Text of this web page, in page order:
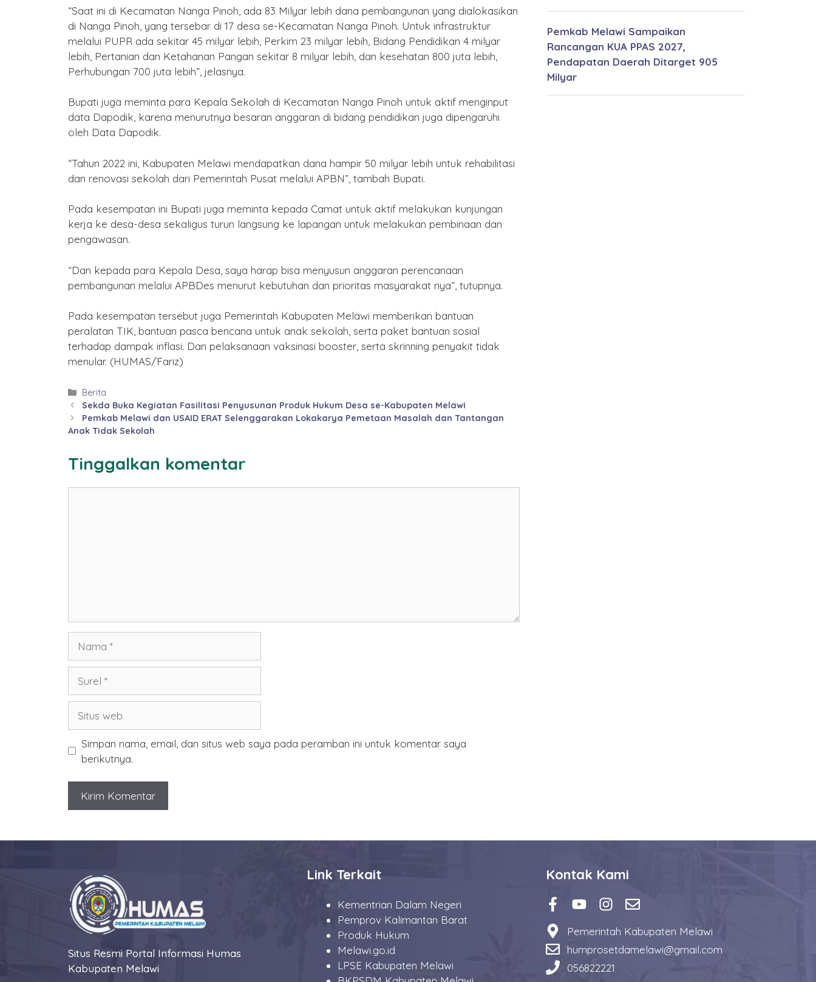
“Saat ini di Kecamatan Nanga Pinoh, ada 83 Milyar lebih dana pembangunan yang dialokasikan
di Nanga Pinoh, yang tersebar di 17 desa se-Kecamatan Nanga Pinoh. Untuk infrastruktur
melalui PUPR ada sekitar 45 milyar lebih, Perkim 23 milyar lebih, Bidang Pendidikan 4 milyar
lebih, Pertanian dan Ketahanan Pangan sekitar 8 milyar lebih, dan kesehatan 800 juta lebih,
Perhubungan 700 juta lebih”, jelasnya.
Bupati juga meminta para Kepala Sekolah di Kecamatan Nanga Pinoh untuk aktif menginput
data Dapodik, karena menurutnya besaran anggaran di bidang pendidikan juga dipengaruhi
oleh Data Dapodik.
“Tahun 2022 ini, Kabupaten Melawi mendapatkan dana hampir 50 milyar lebih untuk rehabilitasi
dan renovasi sekolah dari Pemerintah Pusat melalui APBN”, tambah Bupati.
Pada kesempatan ini Bupati juga meminta kepada Camat untuk aktif melakukan kunjungan
kerja ke desa-desa sekaligus turun langsung ke lapangan untuk melakukan pembinaan dan
pengawasan.
“Dan kepada para Kepala Desa, saya harap bisa menyusun anggaran perencanaan
pembangunan melalui APBDes menurut kebutuhan dan prioritas masyarakat nya”, tutupnya.
Pada kesempatan tersebut juga Pemerintah Kabupaten Melawi memberikan bantuan
peralatan TIK, bantuan pasca bencana untuk anak sekolah, serta paket bantuan sosial
terhadap dampak inflasi. Dan pelaksanaan vaksinasi booster, serta skrinning penyakit tidak
menular. (HUMAS/Fariz)
Kategori
Berita
Sekda Buka Kegiatan Fasilitasi Penyusunan Produk Hukum Desa se-Kabupaten Melawi
Pemkab Melawi dan USAID ERAT Selenggarakan Lokakarya Pemetaan Masalah dan Tantangan
Anak Tidak Sekolah
Tinggalkan komentar
web
Simpan nama, email, dan situs web saya pada peramban ini untuk komentar saya
berikutnya.
Pemkab Melawi Sampaikan
Rancangan KUA PPAS 2027,
Pendapatan Daerah Ditarget 905
Milyar
Situs Resmi Portal Informasi Humas
Kabupaten Melawi
Link Terkait
Kementrian Dalam Negeri
Pemprov Kalimantan Barat
Produk Hukum
Melawi.go.id
LPSE Kabupaten Melawi
Kontak Kami
Pemerintah Kabupaten Melawi
humprosetdamelawi@gmail.com
056822221